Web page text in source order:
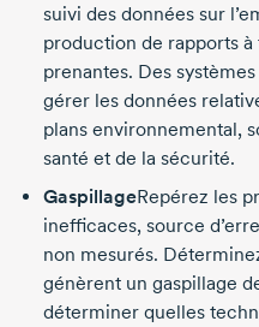
suivi des données sur
production de rapports
prenantes. Des
gérer les données
plans environnemental,
santé et de la sécurité.
GaspillageRepérez les
inefficaces, source
non mesurés.
génèrent un gaspillage
déterminer quelles